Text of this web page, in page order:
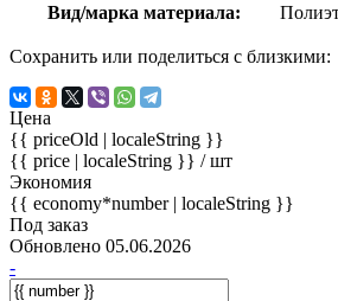
Вид/марка материала:
Сохранить или поделиться с близкими:
Цена
{{ priceOld | localeString }}
{{ price | localeString }} / шт
Экономия
{{ economy*number | localeString }}
Под заказ
Обновлено 05.06.2026
-